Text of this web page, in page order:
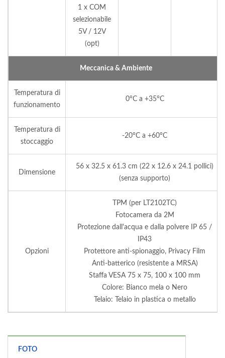
1 x COM
selezionabile
5V / 12V
(opt)
Meccanica & Ambiente
Temperatura di
funzionamento
0°C a +35°C
Temperatura di
stoccaggio
-20°C a +60°C
Dimensione
56 x 32.5 x 61.3 cm (22 x 12.6 x 24.1 pollici)
(senza supporto)
Opzioni
TPM (per LT2102TC)
Fotocamera da 2M
Protezione dall'acqua e dalla polvere IP 65 /
IP43
Protettore anti-spionaggio, Privacy Film
Anti-batterico (resistente a MRSA)
Staffa VESA 75 x 75, 100 x 100 mm
Colore: Bianco mela o Nero
Telaio: Telaio in plastica o metallo
FOTO